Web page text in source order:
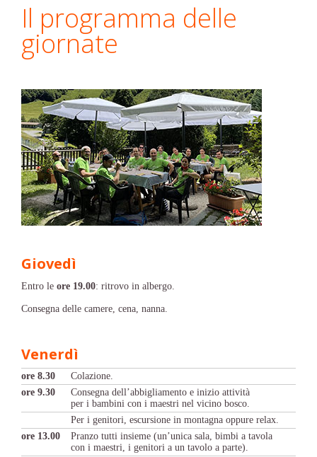
Il programma delle
giornate
Giovedì
Entro le ore 19.00: ritrovo in albergo.
Consegna delle camere, cena, nanna.
Venerdì
ore 8.30
Colazione.
ore 9.30
Consegna dell’abbigliamento e inizio attività
per i bambini con i maestri nel vicino bosco.
Per i genitori, escursione in montagna oppure relax.
ore 13.00
Pranzo tutti insieme (un’unica sala, bimbi a tavola
con i maestri, i genitori a un tavolo a parte).